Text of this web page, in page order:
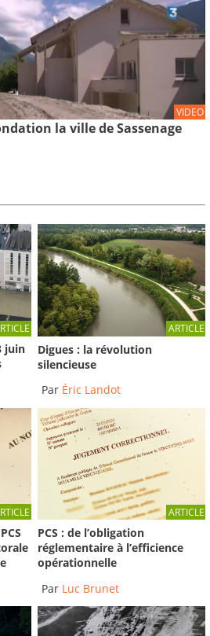
VIDEO
la ville de Sassenage
juin
ARTICLE
Digues : la révolution
silencieuse
Par Éric Landot
ARTICLE
PCS : de l’obligation
réglementaire à l’efficience
opérationnelle
Par Luc Brunet